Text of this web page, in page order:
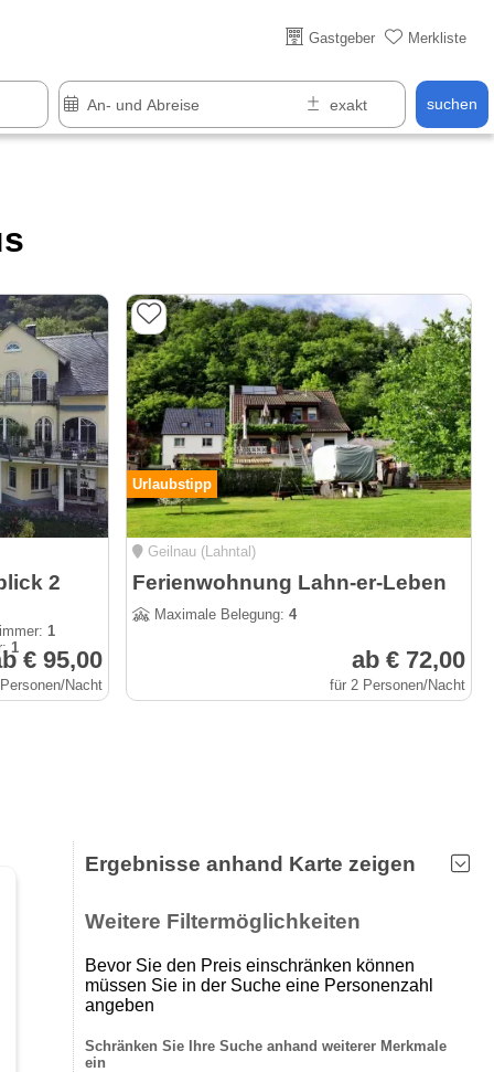
Gastgeber Merkliste
suchen
Über 25 Jahre online
2
1
1 € 95,00
Nacht
Urlaubstipp
Geilnau (Lahntal)
Ferienwohnung Lahn-er-Leben
Maximale Belegung: 4
ab € 72,00
für 2 Personen/Nacht
Ergebnisse anhand Karte zeigen
Weitere Filtermöglichkeiten
Bevor Sie den Preis einschränken können
müssen Sie in der Suche eine Personenzahl
angeben
Schränken Sie Ihre Suche anhand weiterer Merkmale
ein